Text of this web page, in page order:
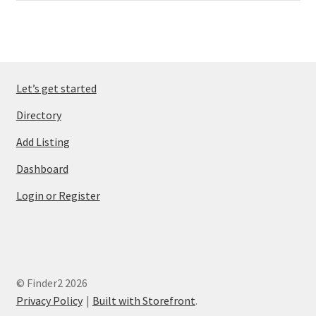
Let’s get started
Directory
Add Listing
Dashboard
Login or Register
© Finder2 2026
Privacy Policy
Built with Storefront.